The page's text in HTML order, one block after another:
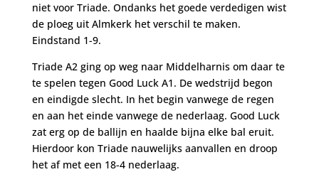
niet voor Triade. Ondanks het goede verdedigen wist
de ploeg uit Almkerk het verschil te maken.
Eindstand 1-9.
Triade A2 ging op weg naar Middelharnis om daar te
te spelen tegen Good Luck A1. De wedstrijd begon
en eindigde slecht. In het begin vanwege de regen
en aan het einde vanwege de nederlaag. Good Luck
zat erg op de ballijn en haalde bijna elke bal eruit.
Hierdoor kon Triade nauwelijks aanvallen en droop
het af met een 18-4 nederlaag.